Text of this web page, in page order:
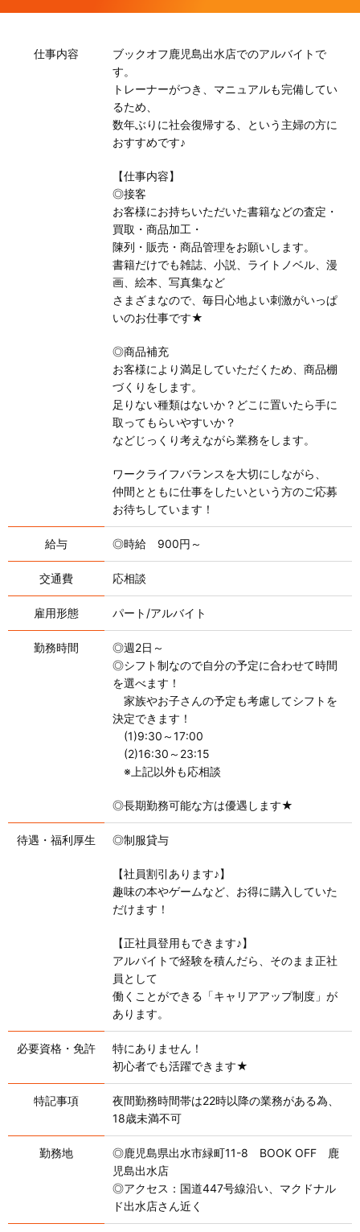
仕事内容
ブックオフ鹿児島出水店でのアルバイトで
す。
トレーナーがつき、マニュアルも完備してい
るため、
数年ぶりに社会復帰する、という主婦の方に
おすすめです♪
【仕事内容】
◎接客
お客様にお持ちいただいた書籍などの査定・
買取・商品加工・
陳列・販売・商品管理をお願いします。
書籍だけでも雑誌、小説、ライトノベル、漫
画、絵本、写真集など
さまざまなので、毎日心地よい刺激がいっぱ
いのお仕事です★
◎商品補充
お客様により満足していただくため、商品棚
づくりをします。
足りない種類はないか？どこに置いたら手に
取ってもらいやすいか？
などじっくり考えながら業務をします。
ワークライフバランスを大切にしながら、
仲間とともに仕事をしたいという方のご応募
お待ちしています！
給与 ◎時給 900円～
交通費 応相談
雇用形態 パート/アルバイト
勤務時間
◎週2日～
◎シフト制なので自分の予定に合わせて時間
を選べます！
家族やお子さんの予定も考慮してシフトを
決定できます！
(1)9:30～17:00
(2)16:30～23:15
※上記以外も応相談
◎長期勤務可能な方は優遇します★
待遇・福利厚生 ◎制服貸与
【社員割引あります♪】
趣味の本やゲームなど、お得に購入していた
だけます！
【正社員登用もできます♪】
アルバイトで経験を積んだら、そのまま正社
員として
働くことができる「キャリアアップ制度」が
あります。
必要資格・免許
特にありません！
初心者でも活躍できます★
特記事項
夜間勤務時間帯は22時以降の業務がある為、
18歳未満不可
勤務地
◎鹿児島県出水市緑町11-8 BOOK OFF 鹿
児島出水店
◎アクセス：国道447号線沿い、マクドナル
ド出水店さん近く